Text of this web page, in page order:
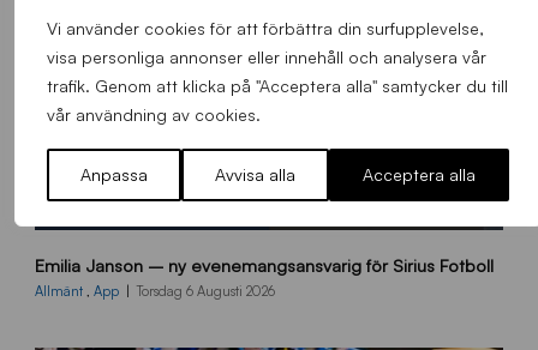
Vi använder cookies för att förbättra din surfupplevelse,
visa personliga annonser eller innehåll och analysera vår
trafik. Genom att klicka på "Acceptera alla" samtycker du till
vår användning av cookies.
Anpassa Avvisa alla Acceptera alla
0
0
Emilia Janson – ny evenemangsansvarig för Sirius Fotboll
Allmänt , App Torsdag 6 Augusti 2026